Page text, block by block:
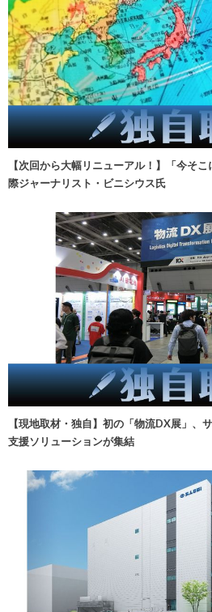
【次回から大幅リニューアル！】「今そ
際ジャーナリスト・ビニシウス氏
【現地取材・独自】初の「物流DX展」、
支援ソリューションが集結